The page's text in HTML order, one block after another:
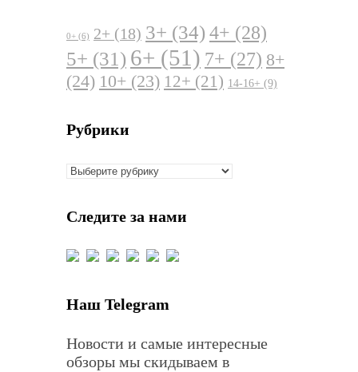
0+ (6) 2+ (18) 3+ (34) 4+ (28)
5+ (31) 6+ (51) 7+ (27) 8+
(24) 10+ (23) 12+ (21) 14-16+ (9)
Рубрики
Рубрики
Следите за нами
Наш Telegram
Новости и самые интересные
обзоры мы скидываем в